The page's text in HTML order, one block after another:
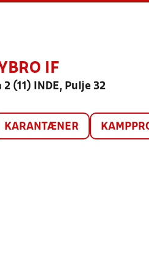
IF
2 (11) INDE, Pulje 32
KARANTÆNER